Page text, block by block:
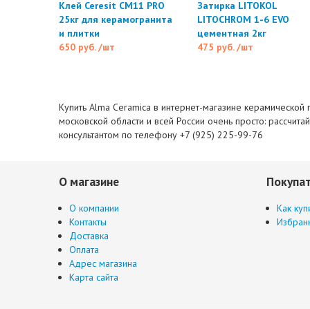
Клей Ceresit CM11 PRO
25кг для керамогранита
и плитки
650 руб./шт
Затирка LITOKOL
LITOCHROM 1-6 EVO
цементная 2кг
475 руб./шт
Купить Alma Ceramica в интернет-магазине
московской области и всей России очень просто:
консультантом по телефону +7 (925) 225-99-76
О магазине
О компании
Контакты
Доставка
Оплата
Адрес магазина
Карта сайта
Как